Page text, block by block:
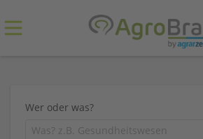
Wer oder was?